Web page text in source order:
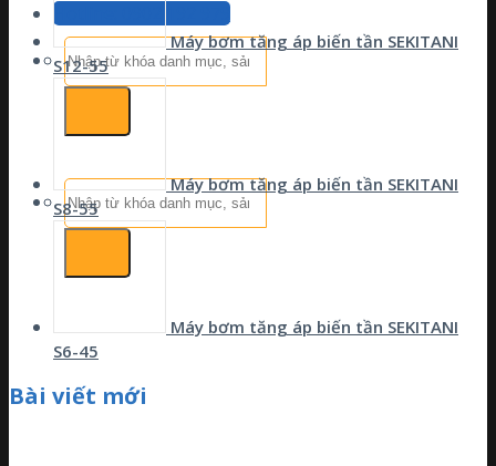
Hotline: 0902 192 979
Tìm
kiếm:
Tìm
kiếm:
Máy bơm tăng áp biến tần SEKITANI
S12-55
Máy bơm tăng áp biến tần SEKITANI
S8-55
Máy bơm tăng áp biến tần SEKITANI
S6-45
Bài viết mới